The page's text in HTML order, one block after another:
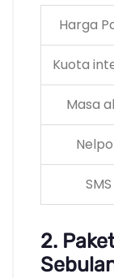
Harga
Kuota
Masa
SMS
2.